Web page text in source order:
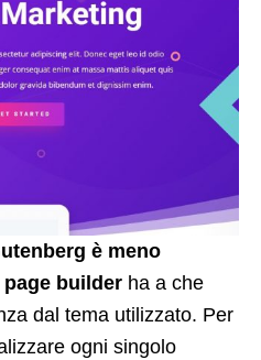
è meno
builder ha a che
dal tema utilizzato. Per
ogni singolo